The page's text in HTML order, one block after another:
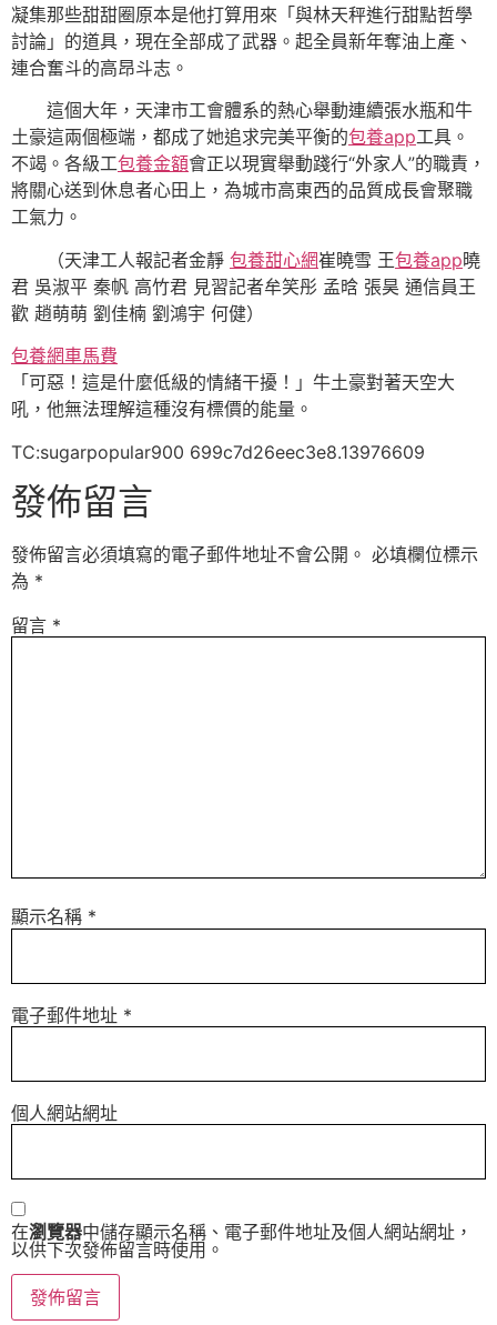
凝集那些甜甜圈原本是他打算用來「與林天秤進行甜點哲學
討論」的道具，現在全部成了武器。起全員新年奪油上產、
連合奮斗的高昂斗志。
這個大年， 天津市工會體系的熱心舉動連續張水瓶和牛
土豪這兩個極端，都成了她追求完美平衡的包養app工具。
不竭。各級工包養金額會正以現實舉動踐行“外家人”的職責，
將關心送到休息者心田上，為城市高東西的品質成長會聚職
工氣力。
（天津工人報記者金靜 包養甜心網崔曉雪 王包養app曉
君 吳淑平 秦帆 高竹君 見習記者牟笑彤 孟晗 張昊 通信員王
歡 趙萌萌 劉佳楠 劉鴻宇 何健）
包養網車馬費
「可惡！這是什麼低級的情緒干擾！」牛土豪對著天空大
吼，他無法理解這種沒有標價的能量。
TC:sugarpopular900 699c7d26eec3e8.13976609
發佈留言
發佈留言必須填寫的電子郵件地址不會公開。 必填欄位標示
為 *
留言 *
顯示名稱 *
電子郵件地址 *
個人網站網址
在瀏覽器中儲存顯示名稱、電子郵件地址及個人網站網址，
以供下次發佈留言時使用。